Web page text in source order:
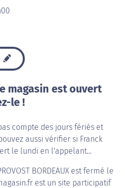
magasin est ouvert
le !
compte des jours fériés et
aussi vérifier si Franck
le lundi en l'appelant...
BORDEAUX est fermé le
est un site participatif